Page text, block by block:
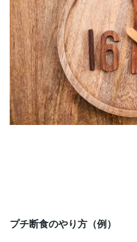
プチ断食のやり方（例）